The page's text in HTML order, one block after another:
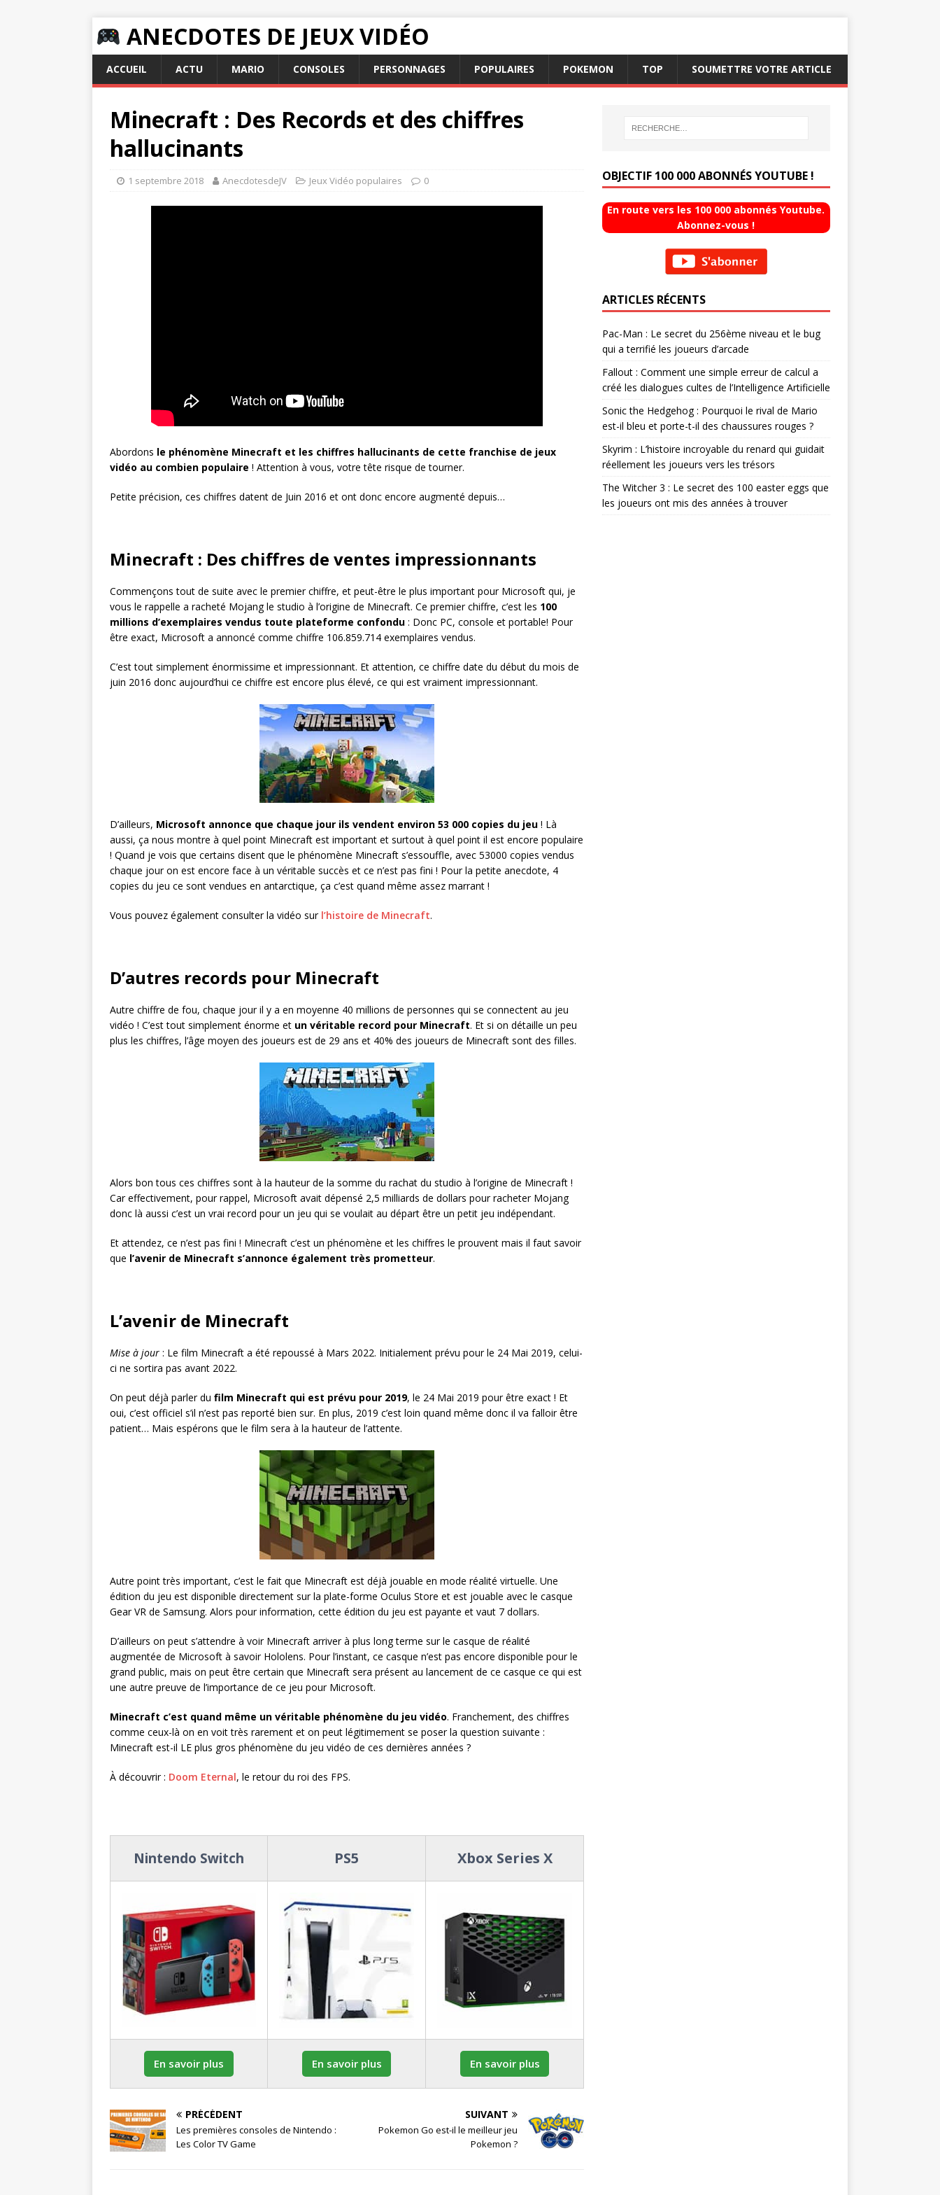
ANECDOTES DE JEUX VIDÉO
ACCUEIL ACTU MARIO CONSOLES PERSONNAGES POPULAIRES POKEMON TOP SOUMETTRE VOTRE ARTICLE
Minecraft : Des Records et des chiffres
hallucinants
1 septembre 2018 AnecdotesdeJV Jeux Vidéo populaires 0
Abordons le phénomène Minecraft et les chiffres hallucinants de cette franchise de jeux
vidéo au combien populaire ! Attention à vous, votre tête risque de tourner.
Petite précision, ces chiffres datent de Juin 2016 et ont donc encore augmenté depuis…
Minecraft : Des chiffres de ventes impressionnants
Commençons tout de suite avec le premier chiffre, et peut-être le plus important pour Microsoft qui, je
vous le rappelle a racheté Mojang le studio à l’origine de Minecraft. Ce premier chiffre, c’est les 100
millions d’exemplaires vendus toute plateforme confondu : Donc PC, console et portable! Pour
être exact, Microsoft a annoncé comme chiffre 106.859.714 exemplaires vendus.
C’est tout simplement énormissime et impressionnant. Et attention, ce chiffre date du début du mois de
juin 2016 donc aujourd’hui ce chiffre est encore plus élevé, ce qui est vraiment impressionnant.
D’ailleurs, Microsoft annonce que chaque jour ils vendent environ 53 000 copies du jeu ! Là
aussi, ça nous montre à quel point Minecraft est important et surtout à quel point il est encore populaire
! Quand je vois que certains disent que le phénomène Minecraft s’essouffle, avec 53000 copies vendus
chaque jour on est encore face à un véritable succès et ce n’est pas fini ! Pour la petite anecdote, 4
copies du jeu ce sont vendues en antarctique, ça c’est quand même assez marrant !
Vous pouvez également consulter la vidéo sur l’histoire de Minecraft.
D’autres records pour Minecraft
Autre chiffre de fou, chaque jour il y a en moyenne 40 millions de personnes qui se connectent au jeu
vidéo ! C’est tout simplement énorme et un véritable record pour Minecraft. Et si on détaille un peu
plus les chiffres, l’âge moyen des joueurs est de 29 ans et 40% des joueurs de Minecraft sont des filles.
Alors bon tous ces chiffres sont à la hauteur de la somme du rachat du studio à l’origine de Minecraft !
Car effectivement, pour rappel, Microsoft avait dépensé 2,5 milliards de dollars pour racheter Mojang
donc là aussi c’est un vrai record pour un jeu qui se voulait au départ être un petit jeu indépendant.
Et attendez, ce n’est pas fini ! Minecraft c’est un phénomène et les chiffres le prouvent mais il faut savoir
que l’avenir de Minecraft s’annonce également très prometteur.
L’avenir de Minecraft
Mise à jour : Le film Minecraft a été repoussé à Mars 2022. Initialement prévu pour le 24 Mai 2019, celui-
ci ne sortira pas avant 2022.
On peut déjà parler du film Minecraft qui est prévu pour 2019, le 24 Mai 2019 pour être exact ! Et
oui, c’est officiel s’il n’est pas reporté bien sur. En plus, 2019 c’est loin quand même donc il va falloir être
patient… Mais espérons que le film sera à la hauteur de l’attente.
Autre point très important, c’est le fait que Minecraft est déjà jouable en mode réalité virtuelle. Une
édition du jeu est disponible directement sur la plate-forme Oculus Store et est jouable avec le casque
Gear VR de Samsung. Alors pour information, cette édition du jeu est payante et vaut 7 dollars.
D’ailleurs on peut s’attendre à voir Minecraft arriver à plus long terme sur le casque de réalité
augmentée de Microsoft à savoir Hololens. Pour l’instant, ce casque n’est pas encore disponible pour le
grand public, mais on peut être certain que Minecraft sera présent au lancement de ce casque ce qui est
une autre preuve de l’importance de ce jeu pour Microsoft.
Minecraft c’est quand même un véritable phénomène du jeu vidéo. Franchement, des chiffres
comme ceux-là on en voit très rarement et on peut légitimement se poser la question suivante :
Minecraft est-il LE plus gros phénomène du jeu vidéo de ces dernières années ?
À découvrir : Doom Eternal, le retour du roi des FPS.
Nintendo Switch PS5 Xbox Series X
En savoir plus En savoir plus En savoir plus
PRÉCÉDENT
Les premières consoles de Nintendo :
Les Color TV Game
SUIVANT
Pokemon Go est-il le meilleur jeu
Pokemon ?
OBJECTIF 100 000 ABONNÉS YOUTUBE !
En route vers les 100 000 abonnés Youtube.
Abonnez-vous !
ARTICLES RÉCENTS
Pac-Man : Le secret du 256ème niveau et le bug
qui a terrifié les joueurs d’arcade
Fallout : Comment une simple erreur de calcul a
créé les dialogues cultes de l’Intelligence Artificielle
Sonic the Hedgehog : Pourquoi le rival de Mario
est-il bleu et porte-t-il des chaussures rouges ?
Skyrim : L’histoire incroyable du renard qui guidait
réellement les joueurs vers les trésors
The Witcher 3 : Le secret des 100 easter eggs que
les joueurs ont mis des années à trouver